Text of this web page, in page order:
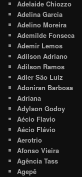
Adelaide Chiozzo
Adelina Garcia
Adelino Moreira
Ademilde Fonseca
Ademir Lemos
Adilson Adriano
Adilson Ramos
Adler São Luiz
Adoniran Barbosa
Adriana
Adylson Godoy
Aécio Flavio
Aécio Flávio
Aerotrio
Afonso Vieira
Agência Tass
Agepê